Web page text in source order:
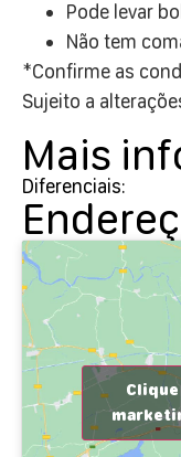
Pode levar
Não tem
*Confirme as
Sujeito a
Mais
Diferenciais: